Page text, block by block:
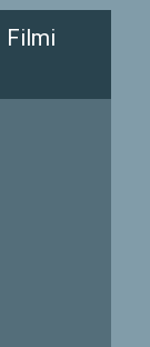
Filmi